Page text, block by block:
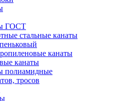
ГОСТ
стальные канаты
канаты
канаты
полиамидные
тросов